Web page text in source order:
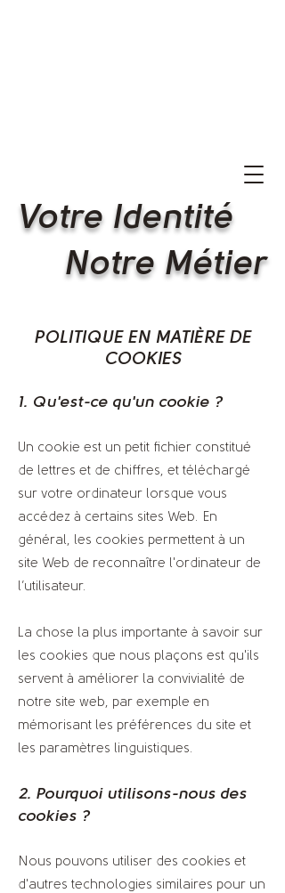
Votre Identité
Notre Métier
POLITIQUE EN MATIÈRE DE
COOKIES
1. Qu'est-ce qu'un cookie ?
Un cookie est un petit fichier constitué
de lettres et de chiffres, et téléchargé
sur votre ordinateur lorsque vous
accédez à certains sites Web. En
général, les cookies permettent à un
site Web de reconnaître l'ordinateur de
l’utilisateur.
La chose la plus importante à savoir sur
les cookies que nous plaçons est qu'ils
servent à améliorer la convivialité de
notre site web, par exemple en
mémorisant les préférences du site et
les paramètres linguistiques.
2. Pourquoi utilisons-nous des
cookies ?
Nous pouvons utiliser des cookies et
d'autres technologies similaires pour un